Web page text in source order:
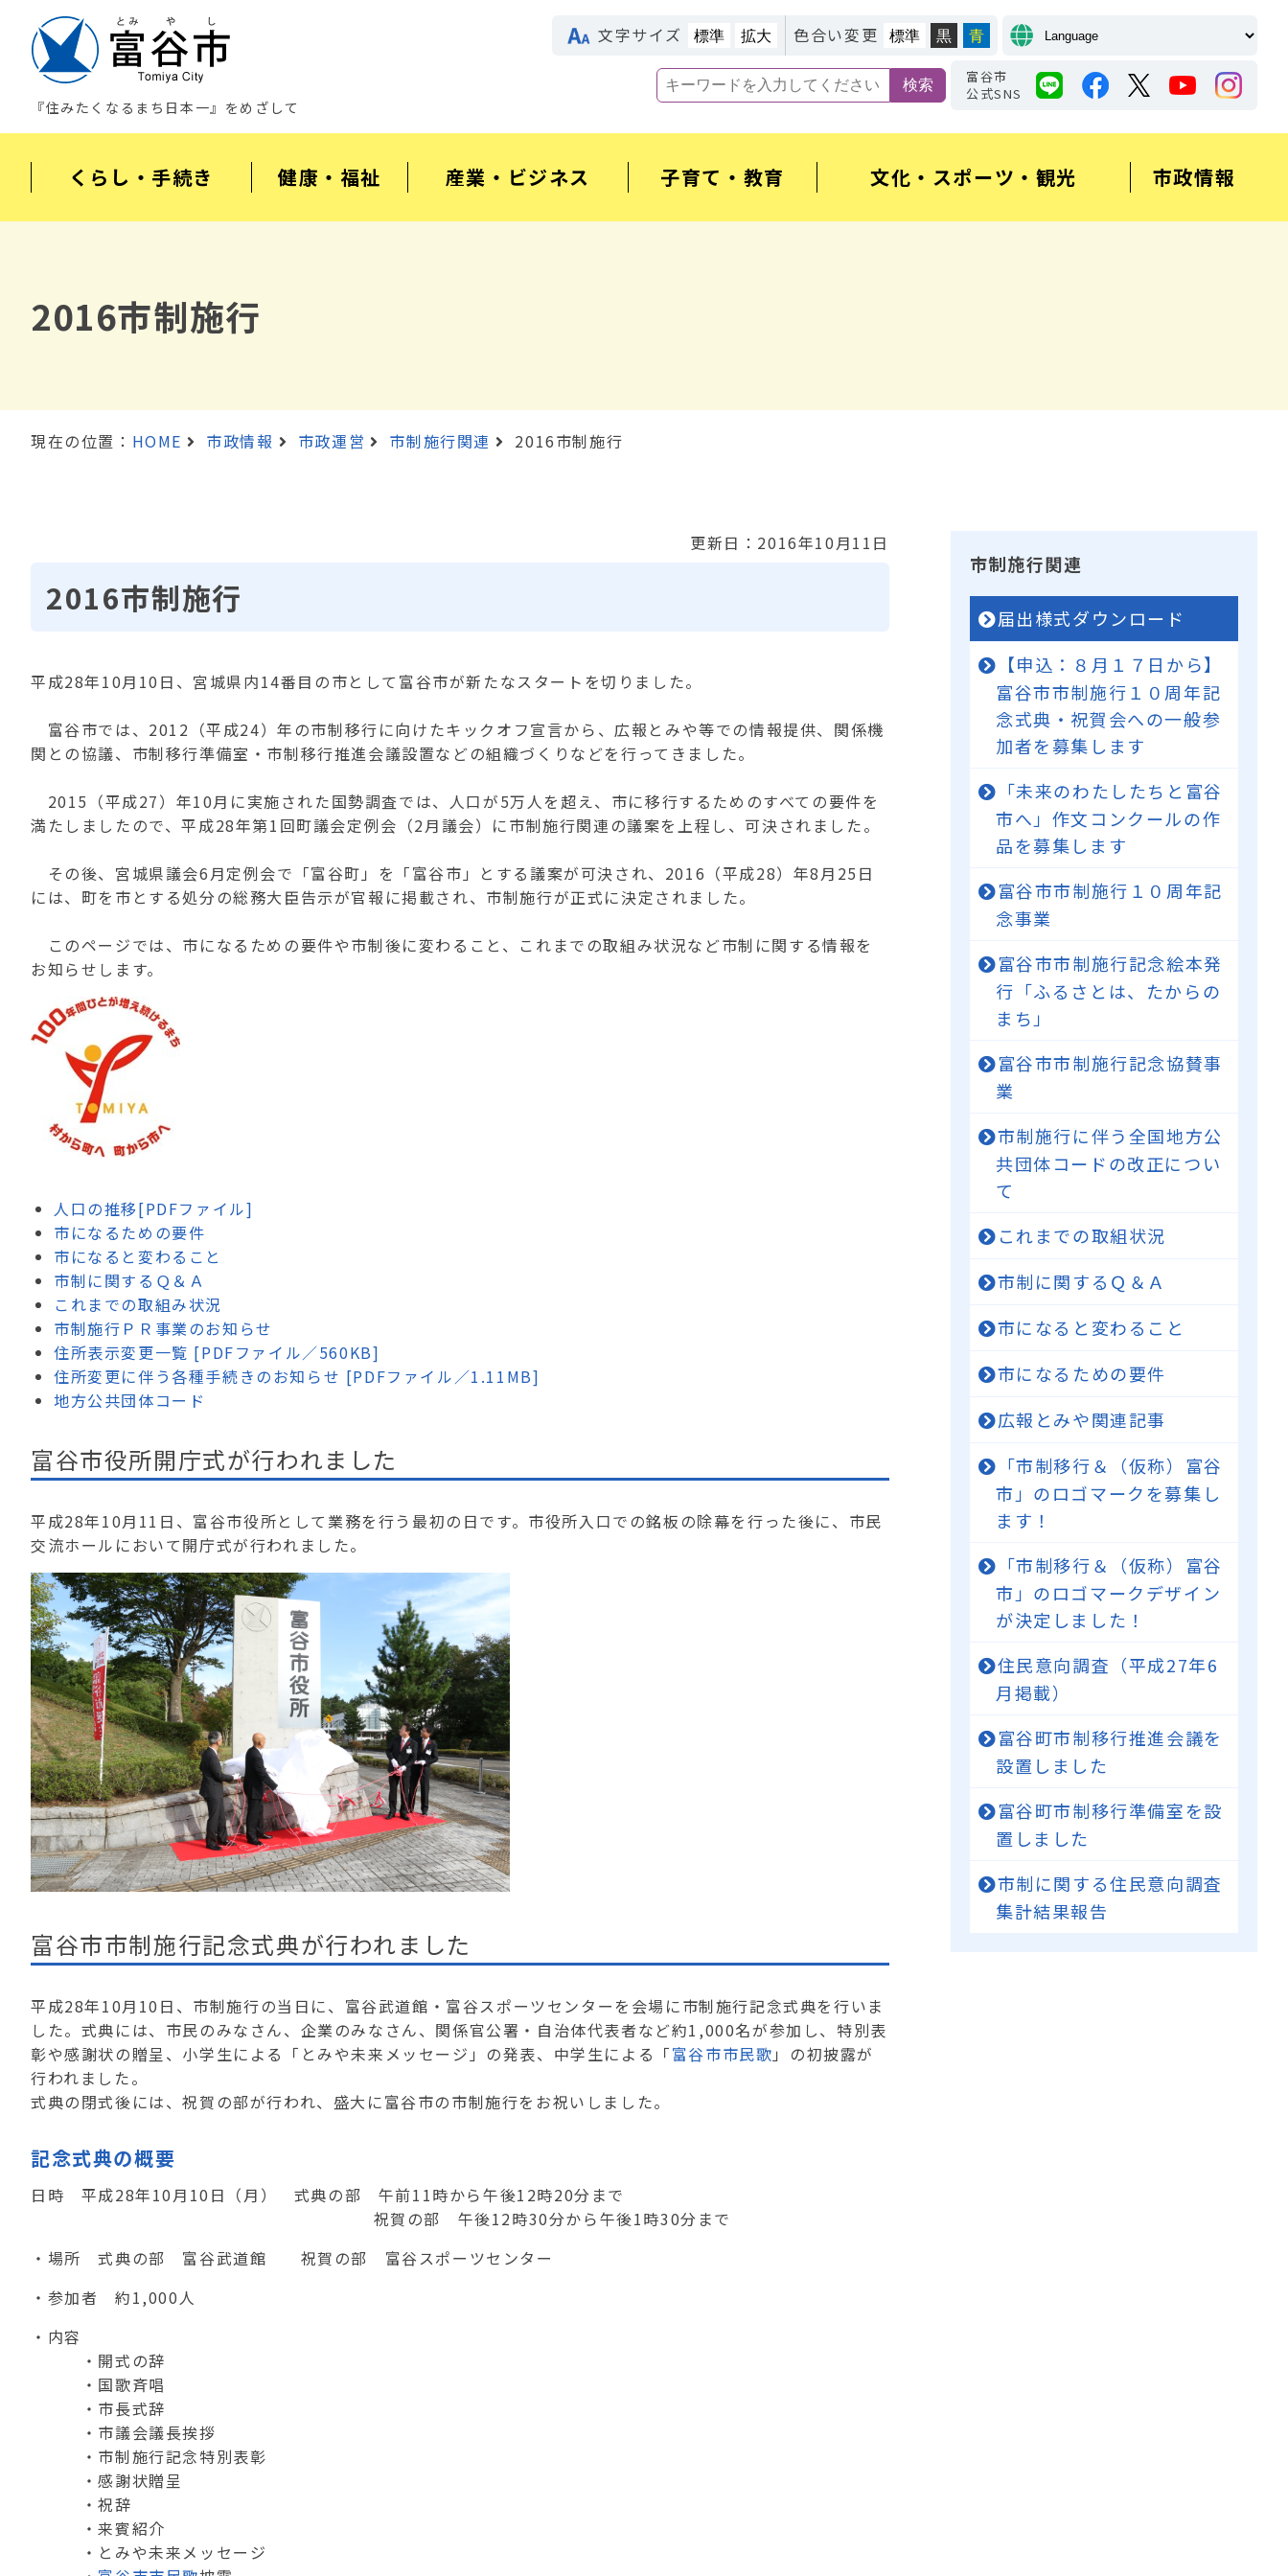
『住みたくなるまち日本一』をめざして
文字サイズ 標準 拡大 色合い変更 標準 黒 青
富谷市
公式SNS
くらし・手続き 健康・福祉 産業・ビジネス 子育て・教育 文化・スポーツ・観光 市政情報
2016市制施行
現在の位置： HOME 市政情報 市政運営 市制施行関連 2016市制施行
更新日：2016年10月11日
2016市制施行
平成28年10月10日、宮城県内14番目の市として富谷市が新たなスタートを切りました。
富谷市では、2012（平成24）年の市制移行に向けたキックオフ宣言から、広報とみや等での情報提供、関係機
関との協議、市制移行準備室・市制移行推進会議設置などの組織づくりなどを行ってきました。
2015（平成27）年10月に実施された国勢調査では、人口が5万人を超え、市に移行するためのすべての要件を
満たしましたので、平成28年第1回町議会定例会（2月議会）に市制施行関連の議案を上程し、可決されました。
その後、宮城県議会6月定例会で「富谷町」を「富谷市」とする議案が可決され、2016（平成28）年8月25日
には、町を市とする処分の総務大臣告示が官報に掲載され、市制施行が正式に決定されました。
このページでは、市になるための要件や市制後に変わること、これまでの取組み状況など市制に関する情報を
お知らせします。
人口の推移[PDFファイル]
市になるための要件
市になると変わること
市制に関するＱ＆Ａ
これまでの取組み状況
市制施行ＰＲ事業のお知らせ
住所表示変更一覧 [PDFファイル／560KB]
住所変更に伴う各種手続きのお知らせ [PDFファイル／1.11MB]
地方公共団体コード
富谷市役所開庁式が行われました
平成28年10月11日、富谷市役所として業務を行う最初の日です。市役所入口での銘板の除幕を行った後に、市民
交流ホールにおいて開庁式が行われました。
富谷市市制施行記念式典が行われました
平成28年10月10日、市制施行の当日に、富谷武道館・富谷スポーツセンターを会場に市制施行記念式典を行いま
した。式典には、市民のみなさん、企業のみなさん、関係官公署・自治体代表者など約1,000名が参加し、特別表
彰や感謝状の贈呈、小学生による「とみや未来メッセージ」の発表、中学生による「富谷市市民歌 」の初披露が
行われました。
式典の閉式後には、祝賀の部が行われ、盛大に富谷市の市制施行をお祝いしました。
記念式典の概要
日時 平成28年10月10日（月） 式典の部 午前11時から午後12時20分まで
祝賀の部 午後12時30分から午後1時30分まで
・場所 式典の部 富谷武道館 祝賀の部 富谷スポーツセンター
・参加者 約1,000人
・内容
・開式の辞
・国歌斉唱
・市長式辞
・市議会議長挨拶
・市制施行記念特別表彰
・感謝状贈呈
・祝辞
・来賓紹介
・とみや未来メッセージ
市制施行関連
届出様式ダウンロード
【申込：８月１７日から】
富谷市市制施行１０周年記
念式典・祝賀会への一般参
加者を募集します
「未来のわたしたちと富谷
市へ」作文コンクールの作
品を募集します
富谷市市制施行１０周年記
念事業
富谷市市制施行記念絵本発
行「ふるさとは、たからの
まち」
富谷市市制施行記念協賛事
業
市制施行に伴う全国地方公
共団体コードの改正につい
て
これまでの取組状況
市制に関するＱ＆Ａ
市になると変わること
市になるための要件
広報とみや関連記事
「市制移行＆（仮称）富谷
市」のロゴマークを募集し
ます！
「市制移行＆（仮称）富谷
市」のロゴマークデザイン
が決定しました！
住民意向調査（平成27年6
月掲載）
富谷町市制移行推進会議を
設置しました
富谷町市制移行準備室を設
置しました
市制に関する住民意向調査
集計結果報告